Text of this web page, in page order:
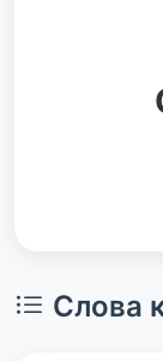
Слова